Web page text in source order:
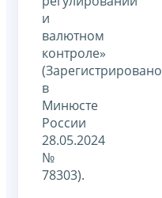
и
валютном
контроле»
(Зарегистрировано
в
Минюсте
России
28.05.2024
№
78303).